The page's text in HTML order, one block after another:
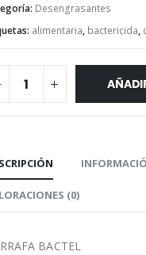
Desengrasantes
alimentaria, bactericida,
(0)
BACTEL